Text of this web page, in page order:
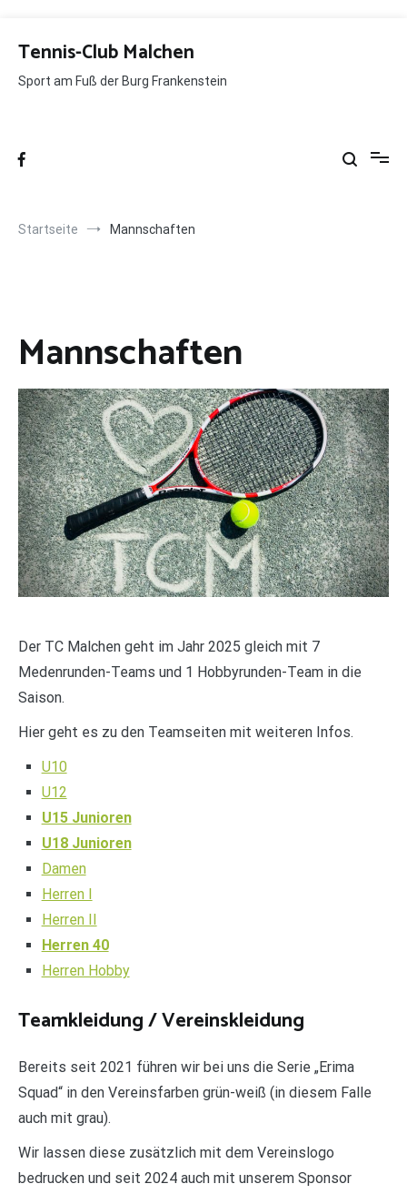
Inhalt
springen
Tennis-Club Malchen
Sport am Fuß der Burg Frankenstein
Startseite Mannschaften
Mannschaften
Der TC Malchen geht im Jahr 2025 gleich mit 7
Medenrunden-Teams und 1 Hobbyrunden-Team in die
Saison.
Hier geht es zu den Teamseiten mit weiteren Infos.
U10
U12
U15 Junioren
U18 Junioren
Damen
Herren I
Herren II
Herren 40
Herren Hobby
Teamkleidung / Vereinskleidung
Bereits seit 2021 führen wir bei uns die Serie „Erima
Squad“ in den Vereinsfarben grün-weiß (in diesem Falle
auch mit grau).
Wir lassen diese zusätzlich mit dem Vereinslogo
bedrucken und seit 2024 auch mit unserem Sponsor